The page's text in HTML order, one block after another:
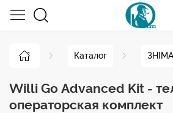
Каталог
Willi Go Advanced Kit -
операторская комплект